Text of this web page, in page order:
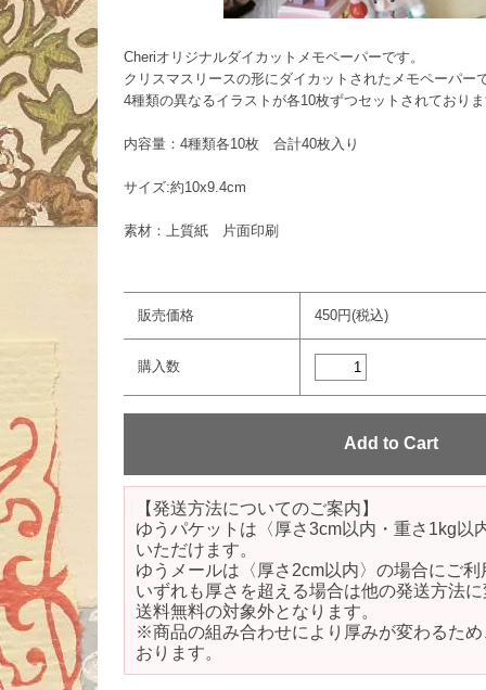
Cheriオリジナルダイカットメモペーパーです。
クリスマスリースの形にダイカットされたメモペーパー
4種類の異なるイラストが各10枚ずつセットされており
内容量：4種類各10枚 合計40枚入り
サイズ:約10x9.4cm
素材：上質紙 片面印刷
販売価格 450円(税込)
購入数
【発送方法についてのご案内】
ゆうパケットは〈厚さ3cm以内・重さ1kg以
いただけます。
ゆうメールは〈厚さ2cm以内〉の場合にご
いずれも厚さを超える場合は他の発送方法
送料無料の対象外となります。
※商品の組み合わせにより厚みが変わるた
おります。